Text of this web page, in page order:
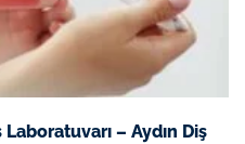
– Aydın Diş